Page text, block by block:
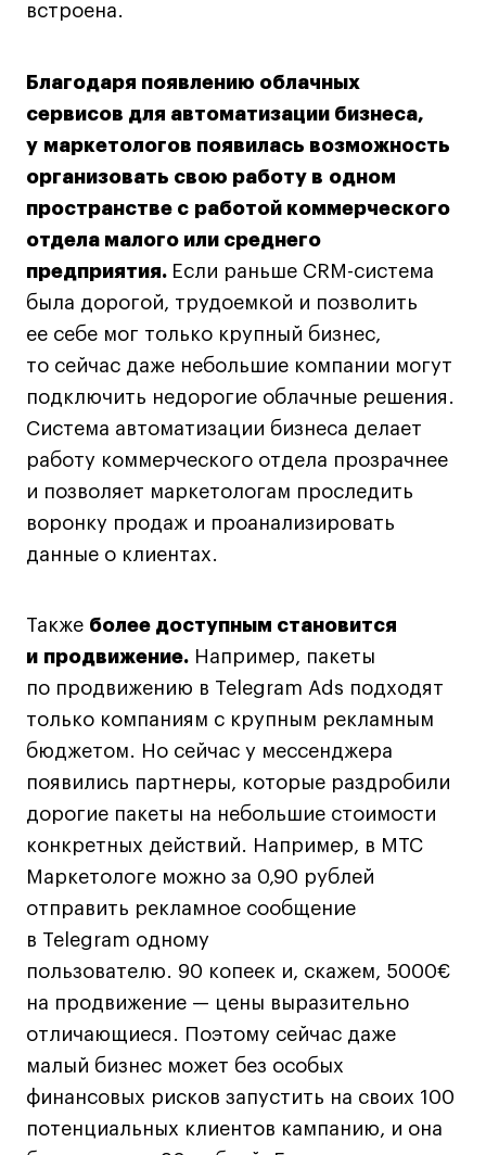
встроена.
Благодаря появлению облачных
сервисов для автоматизации бизнеса,
у маркетологов появилась возможность
организовать свою работу в одном
пространстве с работой коммерческого
отдела малого или среднего
предприятия. Если раньше CRM-система
была дорогой, трудоемкой и позволить
ее себе мог только крупный бизнес,
то сейчас даже небольшие компании могут
подключить недорогие облачные решения.
Система автоматизации бизнеса делает
работу коммерческого отдела прозрачнее
и позволяет маркетологам проследить
воронку продаж и проанализировать
данные о клиентах.
Также более доступным становится
и продвижение. Например, пакеты
по продвижению в Telegram Ads подходят
только компаниям с крупным рекламным
бюджетом. Но сейчас у мессенджера
появились партнеры, которые раздробили
дорогие пакеты на небольшие стоимости
конкретных действий. Например, в МТС
Маркетологе можно за 0,90 рублей
отправить рекламное сообщение
в Telegram одному
пользователю. 90 копеек и, скажем, 5000€
на продвижение — цены выразительно
отличающиеся. Поэтому сейчас даже
малый бизнес может без особых
финансовых рисков запустить на своих 100
потенциальных клиентов кампанию, и она